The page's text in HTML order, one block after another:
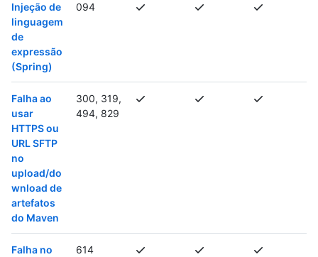
Injeção de
linguagem
de
expressão
(Spring)
094
Falha ao
usar
HTTPS ou
URL SFTP
no
upload/do
wnload de
artefatos
do Maven
300, 319,
494, 829
Falha no
614